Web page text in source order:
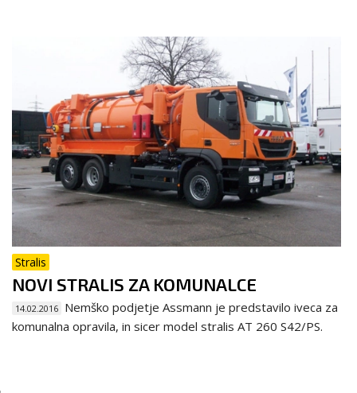
Stralis
NOVI STRALIS ZA KOMUNALCE
14.02.2016 Nemško podjetje Assmann je predstavilo iveca za
komunalna opravila, in sicer model stralis AT 260 S42/PS.